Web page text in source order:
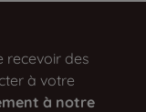
recevoir des
à votre
à notre